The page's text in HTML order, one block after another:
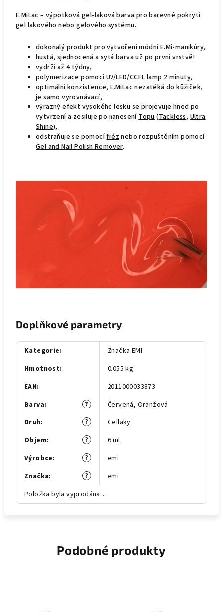
E.MiLac – výpotková gel-laková barva pro barevné pokrytí
gel lakového nebo gelového systému.
dokonalý produkt pro vytvoření módní E.Mi-manikúry,
hustá, sjednocená a sytá barva už po první vrstvě!
vydrží až 4 týdny,
polymerizace pomoci UV/LED/CCFLlamp2 minuty,
optimální konzistence, E.MiLac nezatéká do kůžiček,
je samo vyrovnávací,
výrazný efekt vysokého lesku se projevuje hned po
vytvrzení a zesiluje po naneseníTopu(Tackless,Ultra
Shine),
odstraňuje se pomocífréznebo rozpuštěním pomocí
Gel and Nail Polish Remover.
Doplňkové parametry
Kategorie:
Značka EMI
Hmotnost:
0.055 kg
EAN:
2011000033873
?
Barva: Červená, Oranžová
?
Druh:
Gellaky
?
Objem:
6 ml
?
Výrobce:
emi
?
Značka:
emi
Položka byla vyprodána…
Podobné produkty